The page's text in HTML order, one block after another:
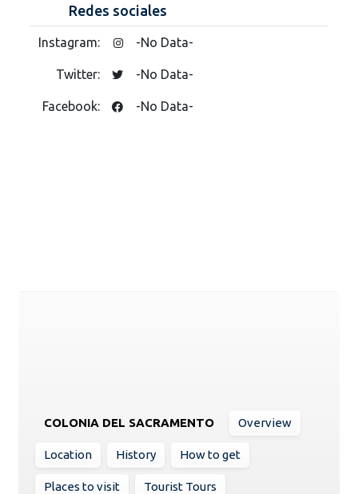
Redes sociales
Instagram: -No Data-
Twitter: -No Data-
Facebook: -No Data-
COLONIA DEL SACRAMENTO Overview
Location History How to get
Places to visit Tourist Tours